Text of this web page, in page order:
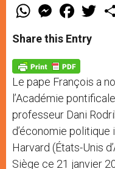
W
t
s
p
p
M
e
s
e
g
e
r
F
a
e
b
o
k
w
Share this Entry
Le pape François a
l’Académie
professeur Dani
d’économie politique
Harvard (États-Unis
Siège ce 21 janvier